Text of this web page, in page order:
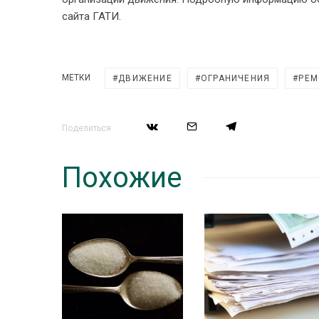
сайта ГАТИ.
МЕТКИ ДВИЖЕНИЕ ОГРАНИЧЕНИЯ
Поделиться
Похожие